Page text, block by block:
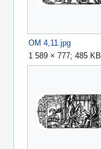
OM 4,11.jpg
1 589 × 777; 485 KB